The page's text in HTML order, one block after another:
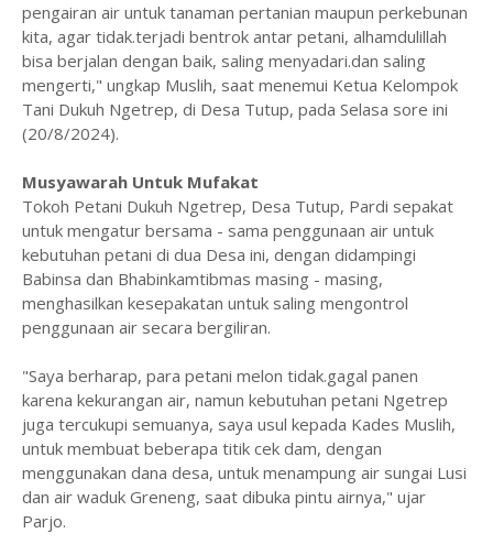
pengairan air untuk tanaman pertanian maupun perkebunan
kita, agar tidak.terjadi bentrok antar petani, alhamdulillah
bisa berjalan dengan baik, saling menyadari.dan saling
mengerti," ungkap Muslih, saat menemui Ketua Kelompok
Tani Dukuh Ngetrep, di Desa Tutup, pada Selasa sore ini
(20/8/2024).
Musyawarah Untuk Mufakat
Tokoh Petani Dukuh Ngetrep, Desa Tutup, Pardi sepakat
untuk mengatur bersama - sama penggunaan air untuk
kebutuhan petani di dua Desa ini, dengan didampingi
Babinsa dan Bhabinkamtibmas masing - masing,
menghasilkan kesepakatan untuk saling mengontrol
penggunaan air secara bergiliran.
"Saya berharap, para petani melon tidak.gagal panen
karena kekurangan air, namun kebutuhan petani Ngetrep
juga tercukupi semuanya, saya usul kepada Kades Muslih,
untuk membuat beberapa titik cek dam, dengan
menggunakan dana desa, untuk menampung air sungai Lusi
dan air waduk Greneng, saat dibuka pintu airnya," ujar
Parjo.